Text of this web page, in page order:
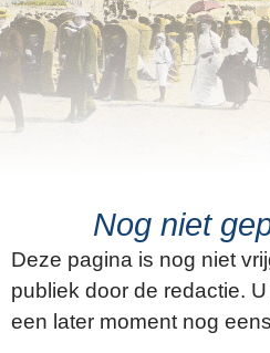
Nog niet
Deze pagina is nog niet
publiek door de redactie.
een later moment nog